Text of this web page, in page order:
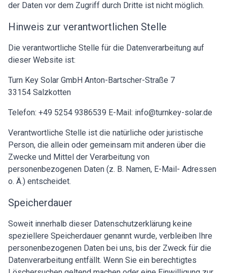
der Daten vor dem Zugriff durch Dritte ist nicht möglich.
Hinweis zur verantwortlichen Stelle
Die verantwortliche Stelle für die Datenverarbeitung auf
dieser Website ist:
Turn Key Solar GmbH Anton-Bartscher-Straße 7
33154 Salzkotten
Telefon: +49 5254 9386539 E-Mail: info@turnkey-solar.de
Verantwortliche Stelle ist die natürliche oder juristische
Person, die allein oder gemeinsam mit anderen über die
Zwecke und Mittel der Verarbeitung von
personenbezogenen Daten (z. B. Namen, E-Mail- Adressen
o. Ä.) entscheidet.
Speicherdauer
Soweit innerhalb dieser Datenschutzerklärung keine
speziellere Speicherdauer genannt wurde, verbleiben Ihre
personenbezogenen Daten bei uns, bis der Zweck für die
Datenverarbeitung entfällt. Wenn Sie ein berechtigtes